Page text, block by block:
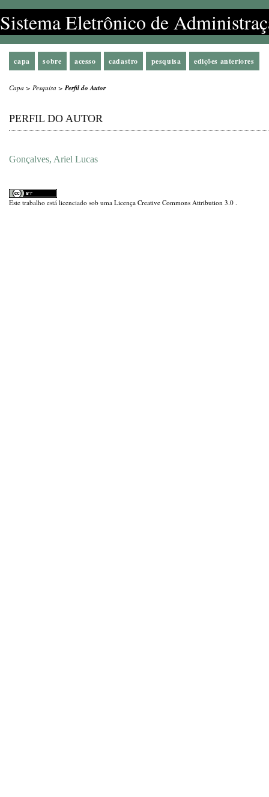
Sistema Eletrônico de
capa sobre acesso cadastro pesquisa edições anteriores
Capa > Pesquisa >Perfil do Autor
PERFIL DO AUTOR
Gonçalves, Ariel Lucas
Este trabalho está licenciado sob uma Licença Creative Commons Attribution 3.0 .